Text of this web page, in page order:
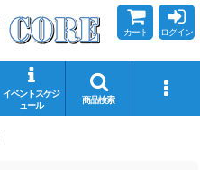
カート ログイン
イベントスケジ
ュール
商品検索